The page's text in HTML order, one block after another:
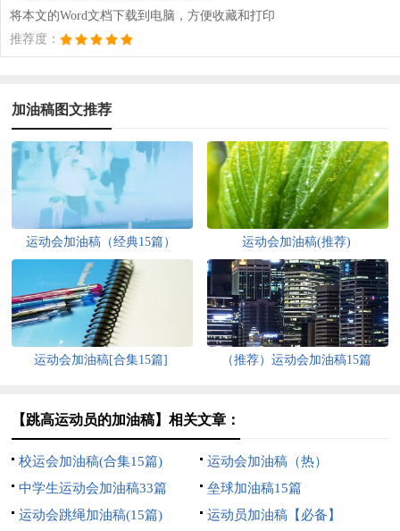
将本文的Word文档下载到电脑，方便收藏和打印
推荐度：
加油稿图文推荐
运动会加油稿（经典15篇） 运动会加油稿(推荐)
运动会加油稿[合集15篇] （推荐）运动会加油稿15篇
【跳高运动员的加油稿】相关文章：
校运会加油稿(合集15篇)
运动会加油稿（热）
中学生运动会加油稿33篇
垒球加油稿15篇
运动会跳绳加油稿(15篇)
运动员加油稿【必备】